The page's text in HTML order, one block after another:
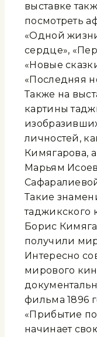
выставке
посмотреть
«Одной
сердце»,
«Новые
«Последняя
Также на
картины
личностей,
Кимягарова,
Марьям
Такие
таджикского
Борис
получили
Интересно
мирового
фильма 1896
«Прибытие
начинает